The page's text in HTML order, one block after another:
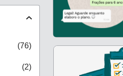
(76)
(2)